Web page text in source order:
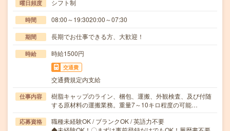
曜日頻度 シフト制
時間 08:00～19:3020:00～07:30
期間 長期でお仕事できる方、大歓迎！
時給 時給1500円
交通費
交通費規定内支給
仕事内容
樹脂キャップのライン、梱包、運搬、外観検査、及び付随
する原材料の運搬業務。重量7～10キロ程度の可能…
応募資格
職種未経験OK / ブランクOK / 英語力不要